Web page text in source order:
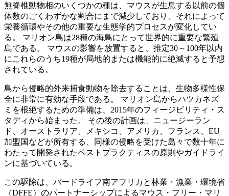
無脊椎動物相のいくつかの種は、マウスが生息する以前の個
体数のごくわずかな割合にまで減少しており、それによって
栄養循環やその他の重要な生態学的プロセスが変化してい
る。 マリオン島は28種の海鳥にとって世界的に重要な繁殖
島である。 マウスの影響を放置すると、推定30～100年以内
にこれらのうち19種が局地的または機能的に絶滅すると予想
されている。
島から侵略的外来捕食動物を除去することは、生物多様性保
全に非常に有効な手段である。 マリオン島からハツカネズ
ミを根絶するための準備は、2015年のフィージビリティ・ス
タディから始まった。 その後の計画は、ニュージーラン
ド、オーストラリア、メキシコ、アメリカ、フランス、EU
加盟国などが所有する、同様の侵略を受けた島々で数十年に
わたって開発されたベストプラクティスの原則やガイドライ
ンに基づいている。
この駆除は、バードライフ南アフリカと林業・漁業・環境省
（DFFE）のパートナーシップによるマウス・フリー・マリ